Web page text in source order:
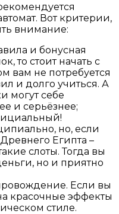
Вот критерии,
внимание:
и бонусная
то стоит начать с
вам не потребуется
и долго учиться. А
могут себе
и серьёзнее;
но, если
Египта –
слоты. Тогда вы
но и приятно
Если вы
красочные эффекты
стиле.